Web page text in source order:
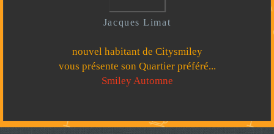
Jacques Limat
nouvel habitant de Citysmiley
vous présente son Quartier préféré...
Smiley Automne